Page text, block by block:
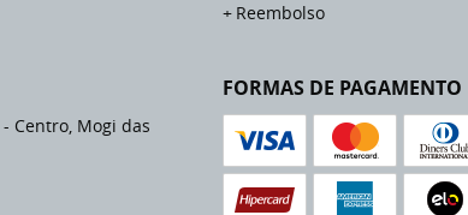
Reembolso
- Centro, Mogi das
FORMAS DE PAGAMENTO